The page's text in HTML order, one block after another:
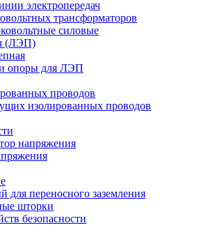
электропередач
трансформаторов
силовые
(ЛЭП)
опоры для ЛЭП
проводов
изолированных проводов
напряжения
переносного заземления
шторки
безопасности